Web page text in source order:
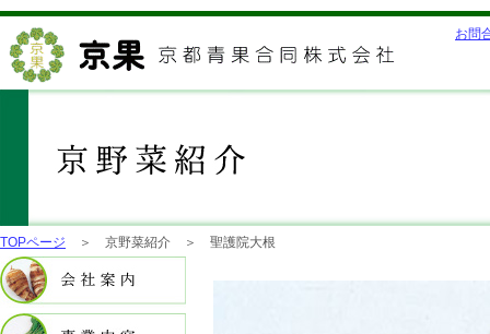
お問
TOPページ ＞ 京野菜紹介 ＞ 聖護院大根